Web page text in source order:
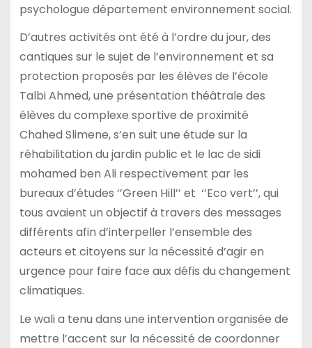
psychologue département environnement social.
D’autres activités ont été à l’ordre du jour, des
cantiques sur le sujet de l’environnement et sa
protection proposés par les élèves de l’école
Talbi Ahmed, une présentation théâtrale des
élèves du complexe sportive de proximité
Chahed Slimene, s’en suit une étude sur la
réhabilitation du jardin public et le lac de sidi
mohamed ben Ali respectivement par les
bureaux d’études ‘’Green Hill’’ et ‘’Eco vert’’, qui
tous avaient un objectif à travers des messages
différents afin d’interpeller l’ensemble des
acteurs et citoyens sur la nécessité d’agir en
urgence pour faire face aux défis du changement
climatiques.
Le wali a tenu dans une intervention organisée de
mettre l’accent sur la nécessité de coordonner